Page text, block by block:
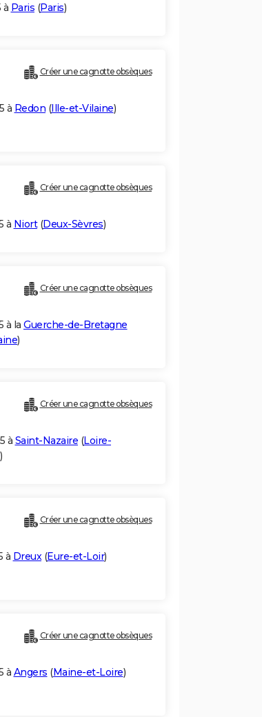
à Paris (Paris)
Créer une cagnotte obsèques
à Redon (Ille-et-Vilaine)
Créer une cagnotte obsèques
à Niort(Deux-Sèvres)
Créer une cagnotte obsèques
à la Guerche-de-Bretagne
)
Créer une cagnotte obsèques
à Saint-Nazaire (Loire-
)
Créer une cagnotte obsèques
à Dreux(Eure-et-Loir)
Créer une cagnotte obsèques
à Angers (Maine-et-Loire)